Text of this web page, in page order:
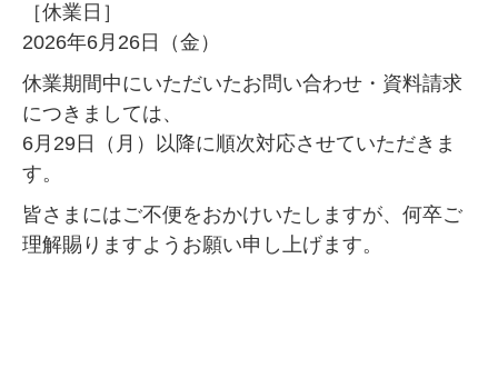
［休業日］
2026年6月26日（金）
休業期間中にいただいたお問い合わせ・資料請求
につきましては、
6月29日（月）以降に順次対応させていただきま
す。
皆さまにはご不便をおかけいたしますが、何卒ご
理解賜りますようお願い申し上げます。